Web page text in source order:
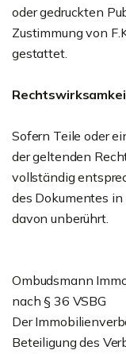
oder gedruckten
Zustimmung von
gestattet.
Sofern Teile oder
der geltenden
vollständig
des Dokumentes
davon unberührt.
Ombudsmann
nach § 36 VSBG
Der
Beteiligung des